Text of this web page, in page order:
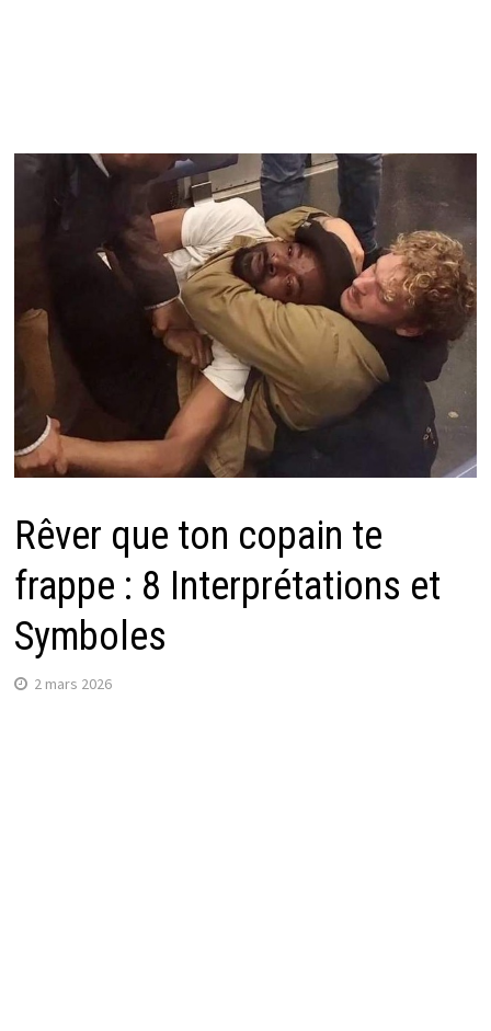
Rêver que ton copain te
frappe : 8 Interprétations et
Symboles
2 mars 2026